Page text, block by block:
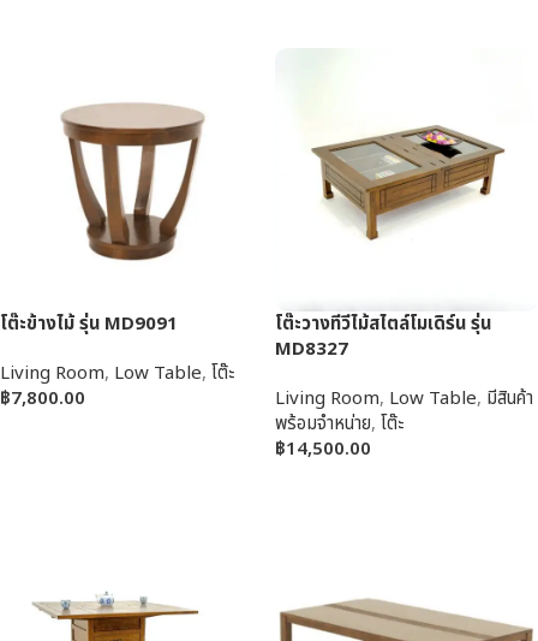
โต๊ะข้างไม้ รุ่น MD9091
Living Room, Low Table, โต๊ะ
฿7,800.00
โต๊ะวางทีวีไม้สไตล์โมเดิร์น รุ่น
MD8327
Living Room, Low Table, มีสินค้า
พร้อมจำหน่าย, โต๊ะ
฿14,500.00